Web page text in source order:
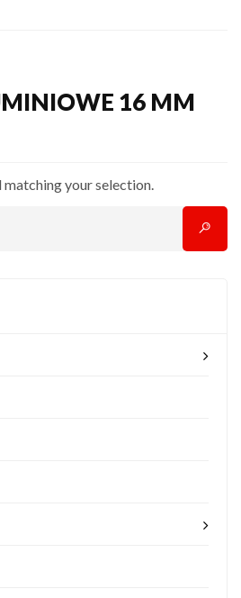
16 MM
your selection.